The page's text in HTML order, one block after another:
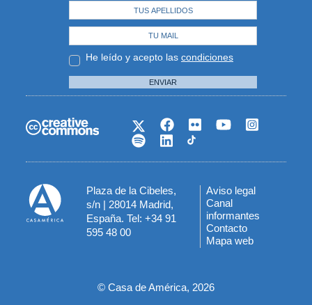
He leído y acepto las condiciones
ENVIAR
Plaza de la Cibeles,
s/n | 28014 Madrid,
España. Tel: +34 91
595 48 00
Menú
del
pie
Aviso legal
Canal
informantes
Contacto
Mapa web
© Casa de América, 2026